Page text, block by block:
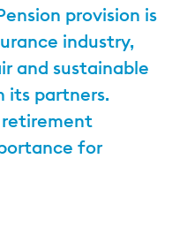
provision is
industry,
and sustainable
its partners.
retirement
for